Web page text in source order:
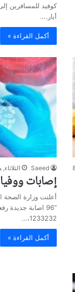
أيار.…
أكمل القراءة »
Saeed الثلاثاء,
إصابات
أعلنت وزارة الصحة
“96 اصابة جديدة
1233232،…
أكمل القراءة »